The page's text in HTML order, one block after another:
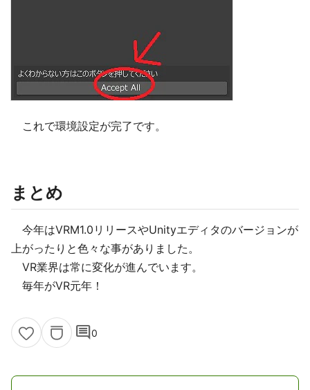
これで環境設定が完了です。
まとめ
今年はVRM1.0リリースやUnityエディタのバージョンが
上がったりと色々な事がありました。
VR業界は常に変化が進んでいます。
毎年がVR元年！
comment0